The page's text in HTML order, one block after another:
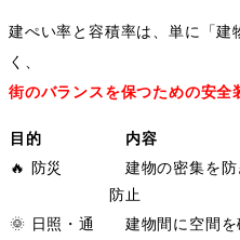
建ぺい率と容積率は、単に「建
く、
街のバランスを保つための安全
目的 内容
🔥 防災
建物の密集を防
防止
🌞 日照・通 建物間に空間を